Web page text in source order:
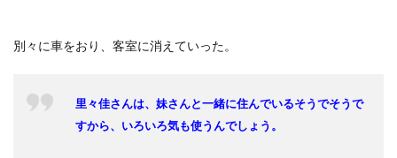
別々に車をおり、客室に消えていった。
里々佳さんは、妹さんと一緒に住んでいるそうでそうで
すから、いろいろ気も使うんでしょう。